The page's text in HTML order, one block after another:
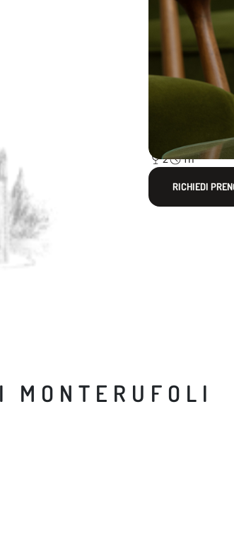
TENUTA
2 1h
RICHIEDI
MONTERUFOLI